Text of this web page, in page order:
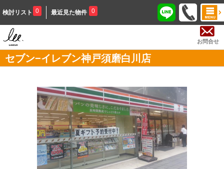
検討リスト 0 最近見た物件 0
お問合せ
セブン−イレブン神戸須磨白川店